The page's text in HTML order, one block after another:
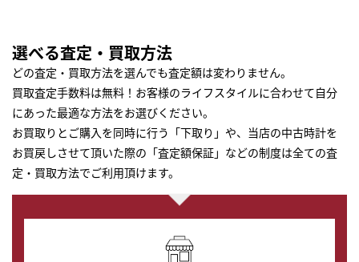
選べる査定・買取方法
どの査定・買取方法を選んでも査定額は変わりません。
買取査定手数料は無料！お客様のライフスタイルに合わせて自分
にあった最適な方法をお選びください。
お買取りとご購入を同時に行う「下取り」や、当店の中古時計を
お買戻しさせて頂いた際の「査定額保証」などの制度は全ての査
定・買取方法でご利用頂けます。